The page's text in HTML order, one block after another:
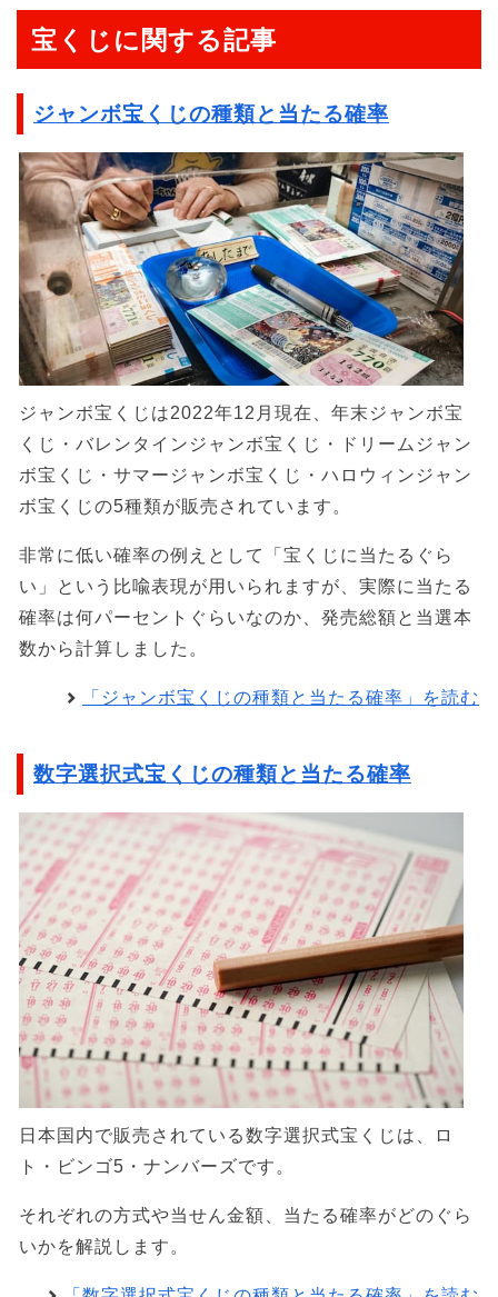
宝くじに関する記事
ジャンボ宝くじの種類と当たる確率
ジャンボ宝くじは2022年12月現在、年末ジャンボ宝
くじ・バレンタインジャンボ宝くじ・ドリームジャン
ボ宝くじ・サマージャンボ宝くじ・ハロウィンジャン
ボ宝くじの5種類が販売されています。
非常に低い確率の例えとして「宝くじに当たるぐら
い」という比喩表現が用いられますが、実際に当たる
確率は何パーセントぐらいなのか、発売総額と当選本
数から計算しました。
「ジャンボ宝くじの種類と当たる確率」を読む
数字選択式宝くじの種類と当たる確率
日本国内で販売されている数字選択式宝くじは、ロ
ト・ビンゴ5・ナンバーズです。
それぞれの方式や当せん金額、当たる確率がどのぐら
いかを解説します。